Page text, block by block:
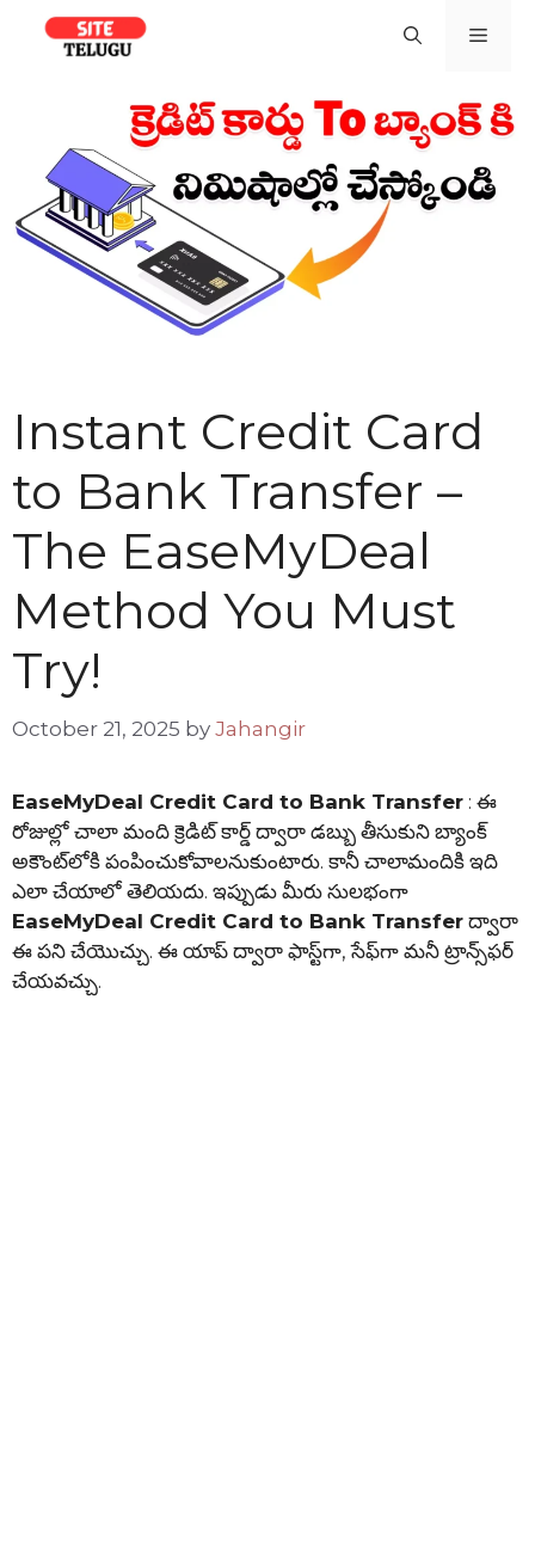
Instant Credit Card
to Bank Transfer –
The EaseMyDeal
Method You Must
Try!
October 21, 2025 by Jahangir
EaseMyDeal Credit Card to Bank Transfer : ఈ
రోజుల్లో చాలా మంది క్రెడిట్ కార్డ్ ద్వారా డబ్బు తీసుకుని బ్యాంక్
అకౌంట్‌లోకి పంపించుకోవాలనుకుంటారు. కానీ చాలామందికి ఇది
ఎలా చేయాలో తెలియదు. ఇప్పుడు మీరు సులభంగా
EaseMyDeal Credit Card to Bank Transfer ద్వారా
ఈ పని చేయొచ్చు. ఈ యాప్‌ ద్వారా ఫాస్ట్‌గా, సేఫ్‌గా మనీ ట్రాన్స్‌ఫర్
చేయవచ్చు.